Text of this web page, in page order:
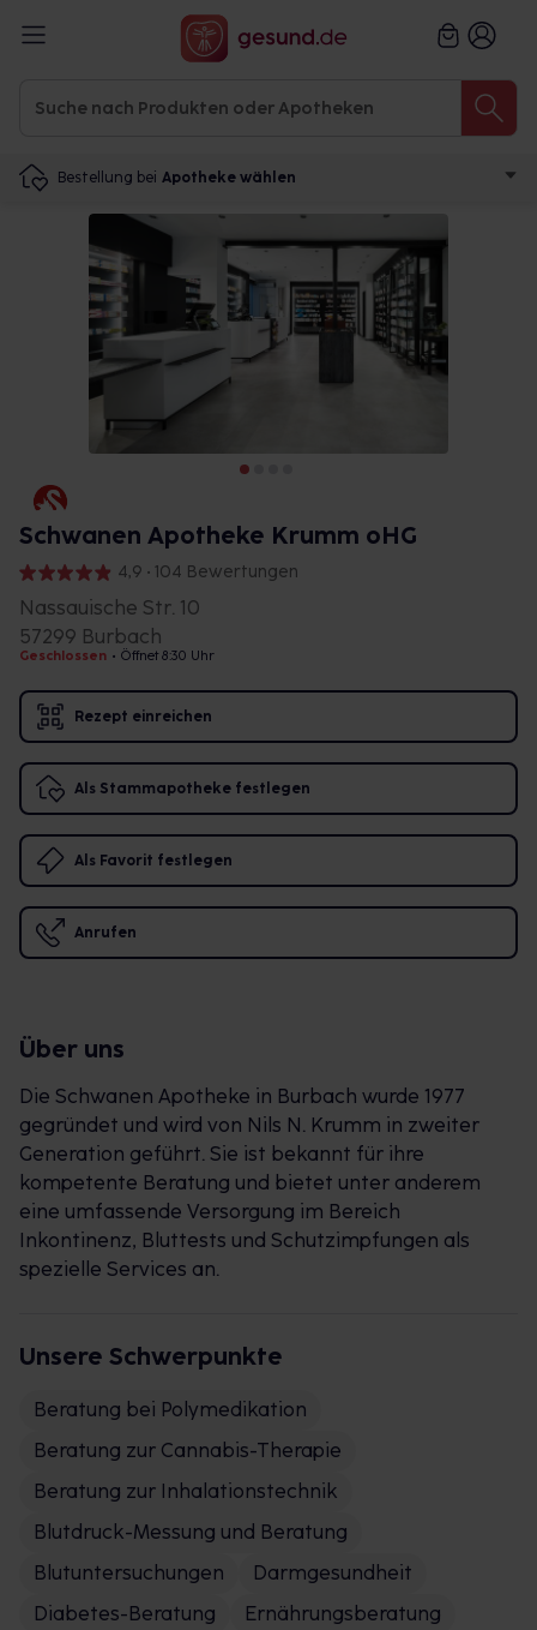
Bestellung bei Apotheke wählen
Schwanen Apotheke Krumm oHG
4,9 • 104 Bewertungen
Nassauische Str. 10
57299 Burbach
Geschlossen • Öffnet 8:30 Uhr
Rezept einreichen
Als Stammapotheke festlegen
Als Favorit festlegen
Anrufen
Über uns
Die Schwanen Apotheke in Burbach wurde 1977
gegründet und wird von Nils N. Krumm in zweiter
Generation geführt. Sie ist bekannt für ihre
kompetente Beratung und bietet unter anderem
eine umfassende Versorgung im Bereich
Inkontinenz, Bluttests und Schutzimpfungen als
spezielle Services an.
Unsere Schwerpunkte
Beratung bei Polymedikation
Beratung zur Cannabis-Therapie
Beratung zur Inhalationstechnik
Blutdruck-Messung und Beratung
Blutuntersuchungen
Darmgesundheit
Diabetes-Beratung
Ernährungsberatung